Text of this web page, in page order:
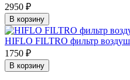
2950 ₽
В корзину
HIFLO FILTRO фильтр
1750 ₽
В корзину